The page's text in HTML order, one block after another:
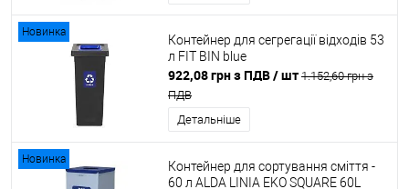
Новинка
Контейнер для сегрегації відходів 53
л FIT BIN blue
922,08 грн з ПДВ/ шт 1.152,60 грн з
ПДВ
Детальніше
Новинка
Контейнер для сортування сміття -
60 л ALDA LINIA EKO SQUARE 60L